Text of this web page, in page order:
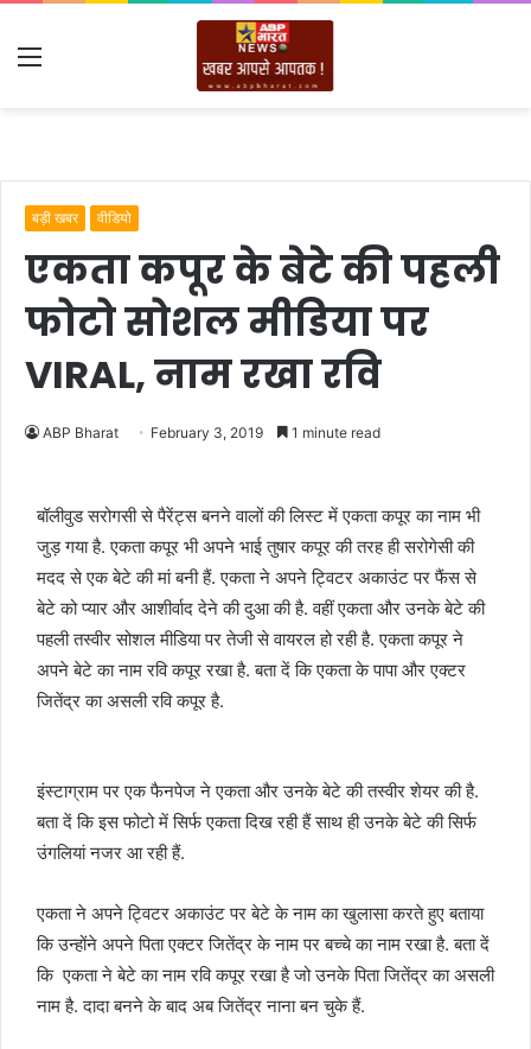
Menu
बड़ी खबर वीडियो
एकता कपूर के बेटे की पहली
फोटो सोशल मीडिया पर
VIRAL, नाम रखा रवि
ABP Bharat February 3, 2019 1 minute read
बॉलीवुड सरोगसी से पैरेंट्स बनने वालों की लिस्ट में एकता कपूर का नाम भी
जुड़ गया है. एकता कपूर भी अपने भाई तुषार कपूर की तरह ही सरोगेसी की
मदद से एक बेटे की मां बनी हैं. एकता ने अपने ट्विटर अकाउंट पर फैंस से
बेटे को प्यार और आशीर्वाद देने की दुआ की है. वहीं एकता और उनके बेटे की
पहली तस्वीर सोशल मीडिया पर तेजी से वायरल हो रही है. एकता कपूर ने
अपने बेटे का नाम रवि कपूर रखा है. बता दें कि एकता के पापा और एक्टर
जितेंद्र का असली रवि कपूर है.
इंस्टाग्राम पर एक फैनपेज ने एकता और उनके बेटे की तस्वीर शेयर की है.
बता दें कि इस फोटो में सिर्फ एकता दिख रही हैं साथ ही उनके बेटे की सिर्फ
उंगलियां नजर आ रही हैं.
एकता ने अपने ट्विटर अकाउंट पर बेटे के नाम का खुलासा करते हुए बताया
कि उन्होंने अपने पिता एक्टर जितेंद्र के नाम पर बच्चे का नाम रखा है. बता दें
कि एकता ने बेटे का नाम रवि कपूर रखा है जो उनके पिता जितेंद्र का असली
नाम है. दादा बनने के बाद अब जितेंद्र नाना बन चुके हैं.